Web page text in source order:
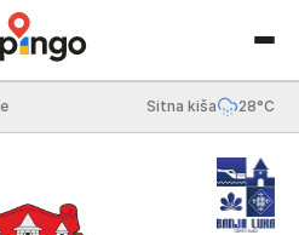
Sitna kiša 28°C